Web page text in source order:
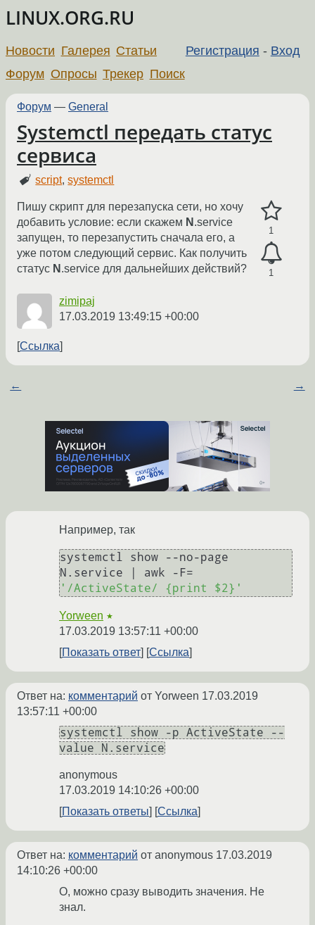
LINUX.ORG.RU
Регистрация - Вход
Новости Галерея Статьи
Форум Опросы Трекер Поиск
Форум — General
Systemctl передать статус
сервиса
script,systemctl
1
1
Пишу скрипт для перезапуска сети, но хочу
добавить условие: если скажем N .service
запущен, то перезапустить сначала его, а
уже потом следующий сервис. Как получить
статус N .service для дальнейших действий?
zimipaj
17.03.2019 13:49:15 +00:00
Ссылка
← →
Например, так
systemctl show --no-page
'/ActiveState/ {print $2}'
Yorween ★
17.03.2019 13:57:11 +00:00
Показать ответ
Ссылка
Ответ на: комментарий от Yorween 17.03.2019
13:57:11 +00:00
systemctl show -p ActiveState --
value N.service
anonymous
17.03.2019 14:10:26 +00:00
Показать ответы
Ссылка
Ответ на: комментарий от anonymous 17.03.2019
14:10:26 +00:00
О, можно сразу выводить значения. Не
знал.